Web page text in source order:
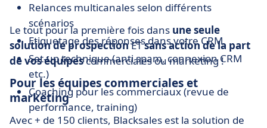
Relances multicanales selon différents
scénarios
Etiquetage des réponses dans votre CRM
Set-up technique (anti spam, connexion CRM
etc.)
Coaching pour les commerciaux (revue de
performance, training)
Le tout pour la première fois dans une seule
solution de prospectionETsans action de la part
de vos équipescommerciales ou marketing !
Pour les équipes commerciales et
marketing
Avec + de 150 clients, Blacksales est la solution de